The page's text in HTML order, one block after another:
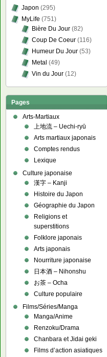
Japon (295)
MyLife (751)
Bière Du Jour (82)
Coup De Coeur (116)
Humeur Du Jour (53)
Metal (49)
Vin du Jour (12)
Pages
Arts-Martiaux
上地流 – Uechi-ryū
Arts martiaux japonais
Comptes rendus
Lexique
Culture japonaise
漢字 – Kanji
Histoire du Japon
Géographie du Japon
Religions et
superstitions
Folklore japonais
Arts japonais
Nourriture japonaise
日本酒 – Nihonshu
お茶 – Ocha
Culture populaire
Films/Séries/Manga
Manga/Anime
Renzoku/Drama
Chanbara et Jidai geki
Films d’action asiatiques